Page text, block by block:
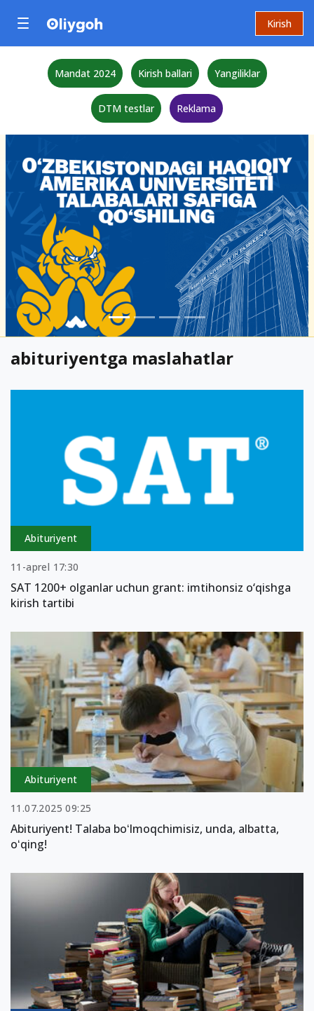
Kirish
Mandat 2024 Kirish ballari Yangiliklar
DTM testlar Reklama
abituriyentga maslahatlar
Abituriyent
11-aprel 17:30
SAT 1200+ olganlar uchun grant: imtihonsiz o‘qishga
kirish tartibi
Abituriyent
11.07.2025 09:25
Abituriyent! Talaba boʻlmoqchimisiz, unda, albatta,
oʻqing!